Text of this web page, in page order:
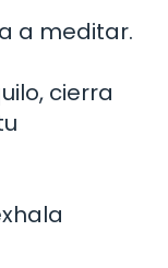
a meditar.
cierra